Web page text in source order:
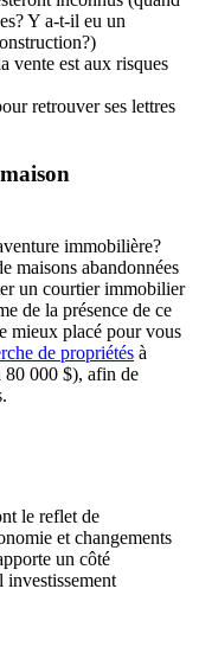
Y a-t-il eu un
vente est aux risques
retrouver ses lettres
immobilière?
maisons abandonnées
un courtier immobilier
de la présence de ce
mieux placé pour vous
de propriétés à
80 000 $), afin de
le reflet de
et changements
un côté
investissement